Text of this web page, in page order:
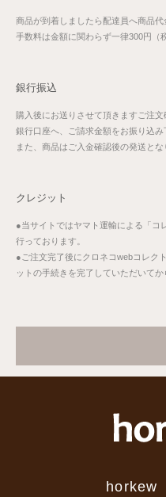
商品が到着しましたら配達員へ商品代
手数料は金額に関わらず一律300円（
銀行振込
購入後にお送りさせて頂きますご注
銀行口座へ、ご請求金額をお振り込み
また、商品はご入金確認後の発送とな
クレジット
●当サイトではヤマト運輸による「コ
行っております。
●ご注文完了後にクロネコwebコレク
ットの手続きを完了していただいて
horkew